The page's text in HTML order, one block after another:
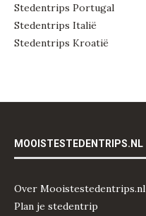
Stedentrips Portugal
Stedentrips Italië
Stedentrips Kroatië
MOOISTESTEDENTRIPS.NL
Over Mooistestedentrips.nl
Plan je stedentrip